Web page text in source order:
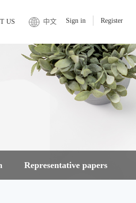
Sign in Register
中文
US
Representative papers